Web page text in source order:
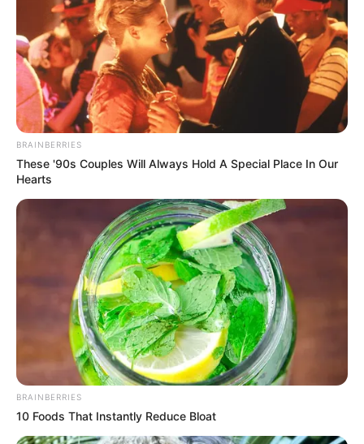
BRAINBERRIES
These '90s Couples Will Always Hold A Special Place In Our
Hearts
BRAINBERRIES
10 Foods That Instantly Reduce Bloat